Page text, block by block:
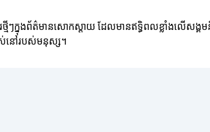
ៗក្នុងព័ត៌មានសោកស្តាយ ដែលមានឥទ្ធិពលខ្លាំងលើសង្គ
ស់នៅរបស់មនុស្ស។